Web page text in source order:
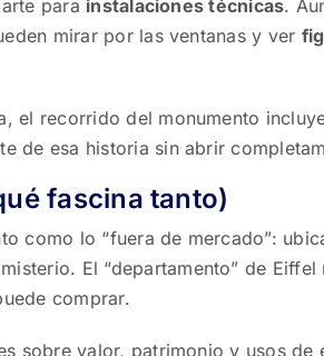
para instalaciones técnicas.
mirar por las ventanas y ver
el recorrido del monumento
de esa historia sin abrir
fascina tanto)
como lo “fuera de mercado”:
El “departamento” de
comprar.
sobre valor, patrimonio y usos de